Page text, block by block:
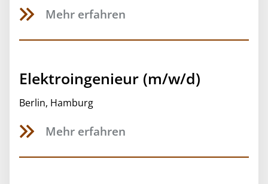
Mehr erfahren
Elektroingenieur (m/w/d)
Berlin, Hamburg
Mehr erfahren